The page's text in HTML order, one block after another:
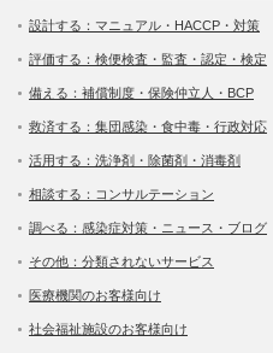
設計する：マニュアル・HACCP・対策
評価する：検便検査・監査・認定・検定
備える：補償制度・保険仲立人・BCP
救済する：集団感染・食中毒・行政対応
活用する：洗浄剤・除菌剤・消毒剤
相談する：コンサルテーション
調べる：感染症対策・ニュース・ブログ
その他：分類されないサービス
医療機関のお客様向け
社会福祉施設のお客様向け